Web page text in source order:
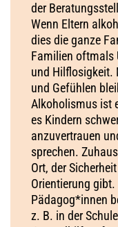
der
Wenn Eltern
dies die ganze
Familien oftmals
und Hilflosigkeit.
und Gefühlen
Alkoholismus ist
es Kindern
anzuvertrauen
sprechen.
Ort, der
Orientierung gibt.
Pädagog*innen
z. B. in der